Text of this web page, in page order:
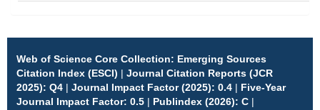
Web of Science Core Collection: Emerging Sources
Citation Index (ESCI) | Journal Citation Reports (JCR
2025): Q4 | Journal Impact Factor (2025): 0.4 | Five-Year
Journal Impact Factor: 0.5 | Publindex (2026): C |